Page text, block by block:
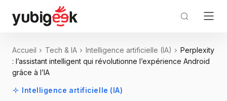
Accueil Tech & IA Intelligence artificielle (IA)
Perplexity
: l’assistant intelligent qui révolutionne l’expérience Android
grâce à l’IA
Intelligence artificielle (IA)